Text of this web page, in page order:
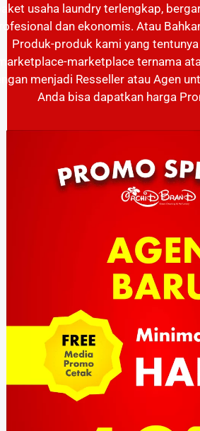
usaha laundry terlengkap,
dan ekonomis. Atau
Produk-produk kami yang
marketplace ternama
menjadi Resseller atau Agen
Anda bisa dapatkan harga